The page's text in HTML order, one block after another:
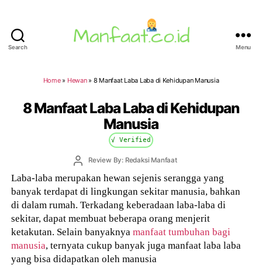
Search Menu
Home» Hewan» 8 Manfaat Laba Laba di Kehidupan Manusia
8 Manfaat Laba Laba di Kehidupan
Manusia
√ Verified
PostReview By: Redaksi Manfaat
Laba-laba merupakan hewan sejenis serangga yang
banyak terdapat di lingkungan sekitar manusia, bahkan
di dalam rumah. Terkadang keberadaan laba-laba di
sekitar, dapat membuat beberapa orang menjerit
ketakutan. Selain banyaknyamanfaat tumbuhan bagi
manusia, ternyata cukup banyak juga manfaat laba laba
yang bisa didapatkan oleh manusia